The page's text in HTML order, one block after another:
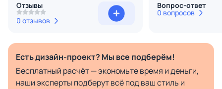
Отзывы
0 отзывов
Вопрос-ответ
0 вопросов
Есть дизайн-проект? Мы все подберём!
Бесплатный расчёт — экономьте время и деньги,
наши эксперты подберут всё под ваш стиль и